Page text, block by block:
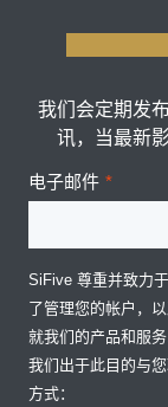
我们会定期发
讯，当最新
电子邮件 *
SiFive 尊重并致力
了管理您的帐户，
就我们的产品和服
我们出于此目的与
方式：